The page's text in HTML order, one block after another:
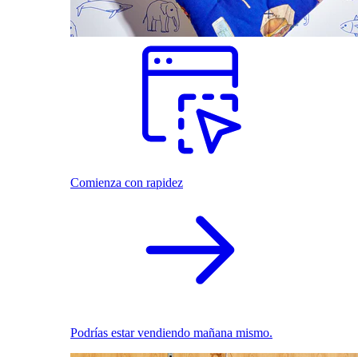
Comienza con rapidez
Podrías estar vendiendo mañana mismo.